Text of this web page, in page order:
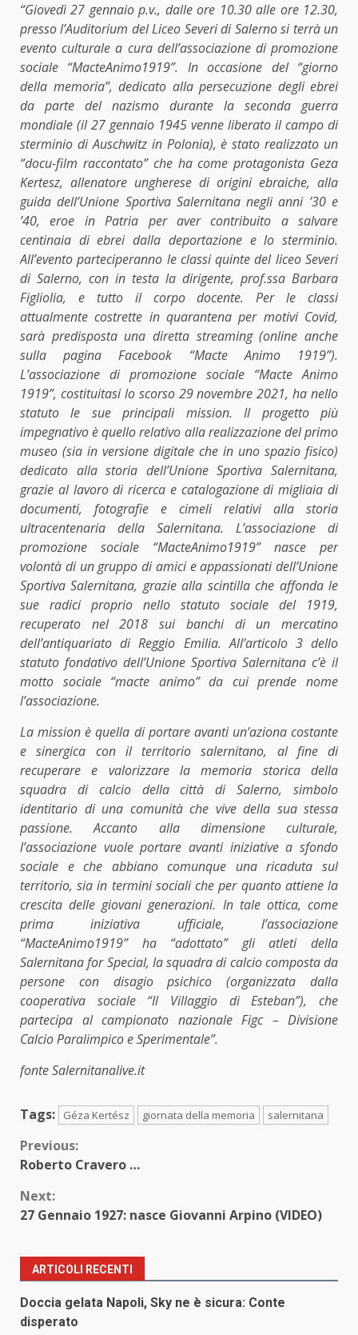
“Giovedì 27 gennaio p.v., dalle ore 10.30 alle ore 12.30,
presso l’Auditorium del Liceo Severi di Salerno si terrà un
evento culturale a cura dell’associazione di promozione
sociale “MacteAnimo1919”. In occasione del “giorno
della memoria”, dedicato alla persecuzione degli ebrei
da parte del nazismo durante la seconda guerra
mondiale (il 27 gennaio 1945 venne liberato il campo di
sterminio di Auschwitz in Polonia), è stato realizzato un
“docu-film raccontato” che ha come protagonista Geza
Kertesz, allenatore ungherese di origini ebraiche, alla
guida dell’Unione Sportiva Salernitana negli anni ’30 e
’40, eroe in Patria per aver contribuito a salvare
centinaia di ebrei dalla deportazione e lo sterminio.
All’evento parteciperanno le classi quinte del liceo Severi
di Salerno, con in testa la dirigente, prof.ssa Barbara
Figliolia, e tutto il corpo docente. Per le classi
attualmente costrette in quarantena per motivi Covid,
sarà predisposta una diretta streaming (online anche
sulla pagina Facebook “Macte Animo 1919”).
L’associazione di promozione sociale “Macte Animo
1919”, costituitasi lo scorso 29 novembre 2021, ha nello
statuto le sue principali mission. Il progetto più
impegnativo è quello relativo alla realizzazione del primo
museo (sia in versione digitale che in uno spazio fisico)
dedicato alla storia dell’Unione Sportiva Salernitana,
grazie al lavoro di ricerca e catalogazione di migliaia di
documenti, fotografie e cimeli relativi alla storia
ultracentenaria della Salernitana. L’associazione di
promozione sociale “MacteAnimo1919” nasce per
volontà di un gruppo di amici e appassionati dell’Unione
Sportiva Salernitana, grazie alla scintilla che affonda le
sue radici proprio nello statuto sociale del 1919,
recuperato nel 2018 sui banchi di un mercatino
dell’antiquariato di Reggio Emilia. All’articolo 3 dello
statuto fondativo dell’Unione Sportiva Salernitana c’è il
motto sociale “macte animo” da cui prende nome
l’associazione.
La mission è quella di portare avanti un’aziona costante
e sinergica con il territorio salernitano, al fine di
recuperare e valorizzare la memoria storica della
squadra di calcio della città di Salerno, simbolo
identitario di una comunità che vive della sua stessa
passione. Accanto alla dimensione culturale,
l’associazione vuole portare avanti iniziative a sfondo
sociale e che abbiano comunque una ricaduta sul
territorio, sia in termini sociali che per quanto attiene la
crescita delle giovani generazioni. In tale ottica, come
prima iniziativa ufficiale, l’associazione
“MacteAnimo1919” ha “adottato” gli atleti della
Salernitana for Special, la squadra di calcio composta da
persone con disagio psichico (organizzata dalla
cooperativa sociale “Il Villaggio di Esteban”), che
partecipa al campionato nazionale Figc – Divisione
Calcio Paralimpico e Sperimentale”.
fonte Salernitanalive.it
Tags: Géza Kertész giornata della memoria salernitana
Continue
Previous:
Roberto Cravero …
Next:
27 Gennaio 1927: nasce Giovanni Arpino (VIDEO)
ARTICOLI RECENTI
Doccia gelata Napoli, Sky ne è sicura: Conte
disperato